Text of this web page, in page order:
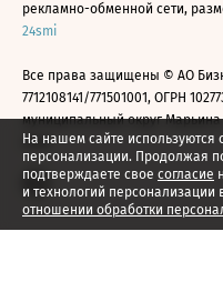
На нашем сайте
персонализации. Продолжая
подтверждаете свое согласие
и технологий персонализации
отношении обработки
рекламно-обменной сети,
24smi
Все права защищены © АО
7712108141/771501001, ОГРН
муниципальный округ Марьина
2026